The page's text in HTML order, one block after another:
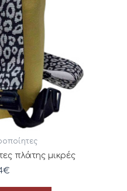
πλάτης μικρές
€